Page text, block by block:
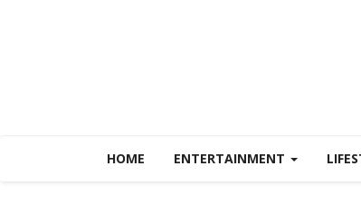
HOME ENTERTAINMENT